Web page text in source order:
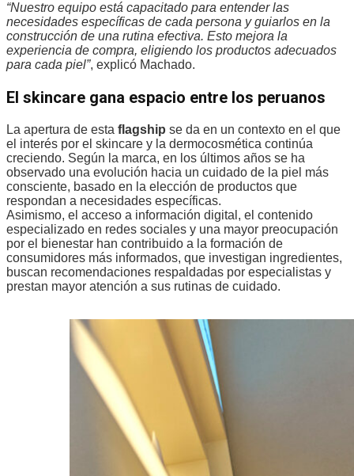
“Nuestro equipo está capacitado para entender las
necesidades específicas de cada persona y guiarlos en la
construcción de una rutina efectiva. Esto mejora la
experiencia de compra, eligiendo los productos adecuados
para cada piel”, explicó Machado.
El skincare gana espacio entre los peruanos
La apertura de esta flagship se da en un contexto en el que
el interés por el skincare y la dermocosmética continúa
creciendo. Según la marca, en los últimos años se ha
observado una evolución hacia un cuidado de la piel más
consciente, basado en la elección de productos que
respondan a necesidades específicas.
Asimismo, el acceso a información digital, el contenido
especializado en redes sociales y una mayor preocupación
por el bienestar han contribuido a la formación de
consumidores más informados, que investigan ingredientes,
buscan recomendaciones respaldadas por especialistas y
prestan mayor atención a sus rutinas de cuidado.